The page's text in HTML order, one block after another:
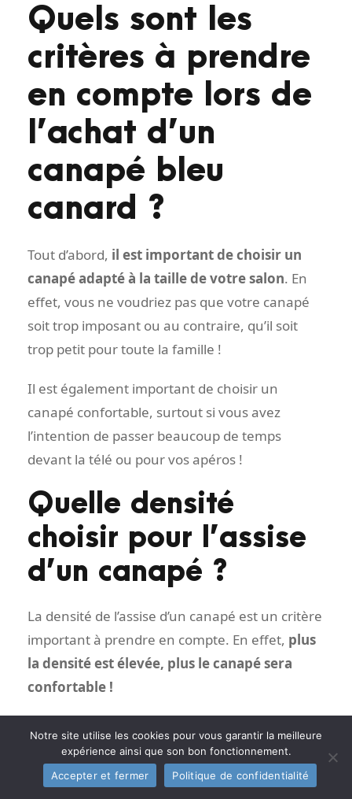
Quels sont les
critères à prendre
en compte lors de
l’achat d’un
canapé bleu
canard ?
Tout d’abord, il est important de choisir un
canapé adapté à la taille de votre salon. En
effet, vous ne voudriez pas que votre canapé
soit trop imposant ou au contraire, qu’il soit
trop petit pour toute la famille !
Il est également important de choisir un
canapé confortable, surtout si vous avez
l’intention de passer beaucoup de temps
devant la télé ou pour vos apéros !
Quelle densité
choisir pour l’assise
d’un canapé ?
La densité de l’assise d’un canapé est un critère
important à prendre en compte. En effet, plus
la densité est élevée, plus le canapé sera
confortable !
dos, il est recommandé de choisir un canapé
avec une assise en mousse à haute densité
Notre site utilise les cookies pour vous garantir la meilleure
expérience ainsi que son bon fonctionnement.
Accepter et fermer
Politique de confidentialité